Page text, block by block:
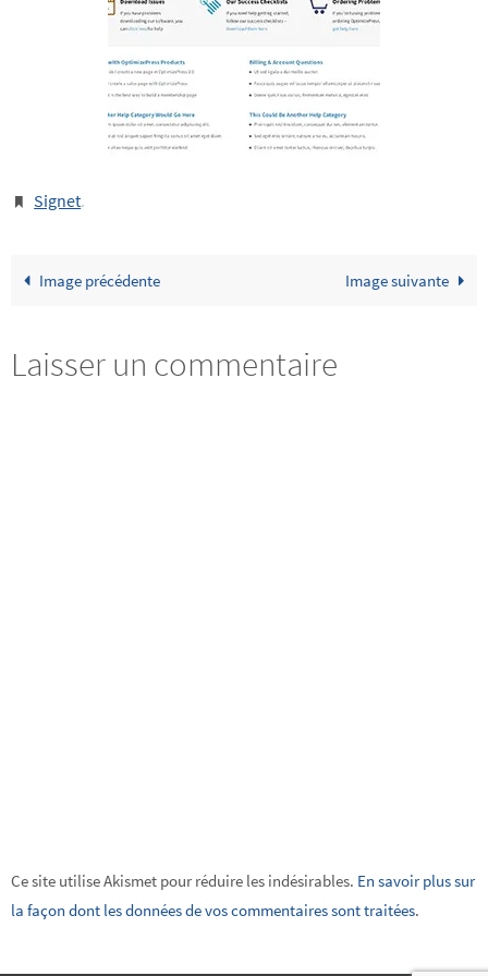
Signet.
Image précédente Image suivante
Laisser un commentaire
Ce site utilise Akismet pour réduire les indésirables. En savoir plus sur
la façon dont les données de vos commentaires sont traitées.